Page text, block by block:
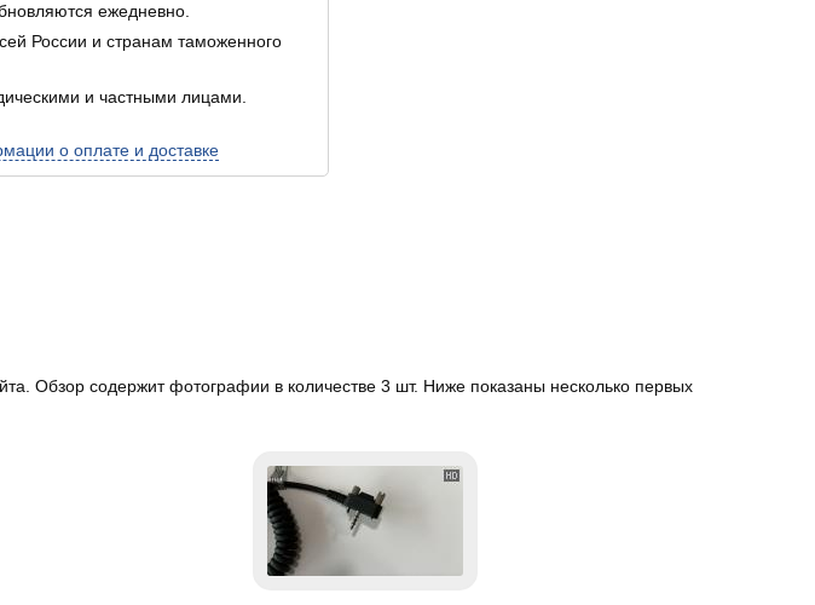
ежедневно.
России и странам таможенного
и частными лицами.
о оплате и доставке
Обзор содержит фотографии в количестве 3 шт. Ниже показаны несколько первых